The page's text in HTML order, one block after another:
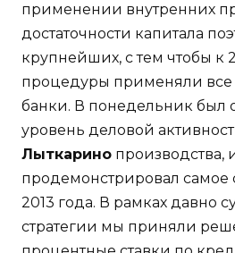
применении внутренних
достаточности капитала
крупнейших, с тем чтобы к
процедуры применяли
банки. В понедельник был
уровень деловой
Лыткарино производства,
продемонстрировал самое
2013 года. В рамках давно
стратегии мы приняли